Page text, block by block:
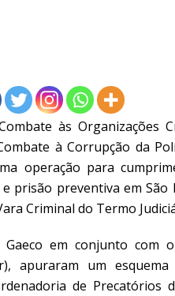
às Organizações
à Corrupção da
operação para
prisão preventiva em São
Criminal do Termo
Gaeco em conjunto com
apuraram um
de Precatórios